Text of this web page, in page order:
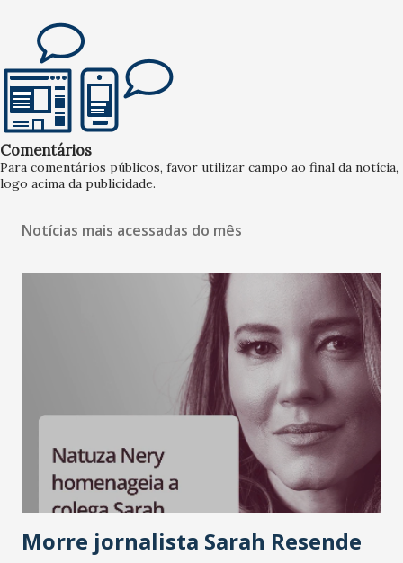
Comentários
Para comentários públicos, favor utilizar campo ao final da notícia,
logo acima da publicidade.
Notícias mais acessadas do mês
Morre jornalista Sarah Resende